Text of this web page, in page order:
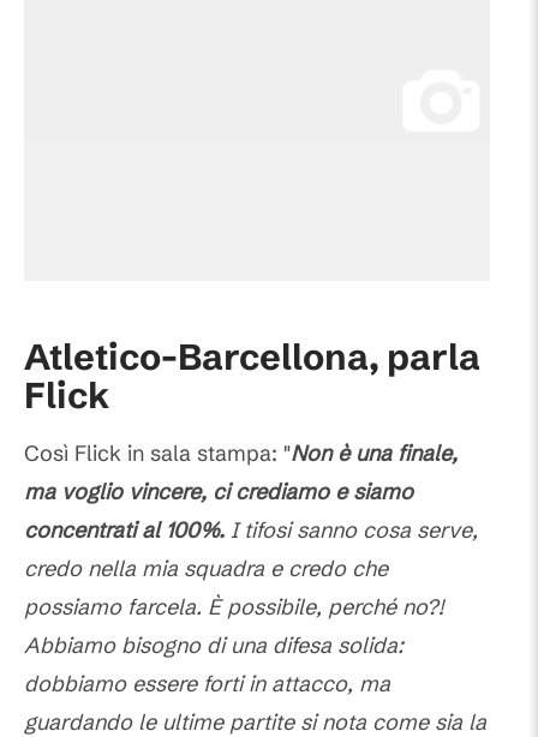
Atletico-Barcellona, parla
Flick
Così Flick in sala stampa: "Non è una finale,
ma voglio vincere, ci crediamo e siamo
concentrati al 100%. I tifosi sanno cosa serve,
credo nella mia squadra e credo che
possiamo farcela. È possibile, perché no?!
Abbiamo bisogno di una difesa solida:
dobbiamo essere forti in attacco, ma
guardando le ultime partite si nota come sia la